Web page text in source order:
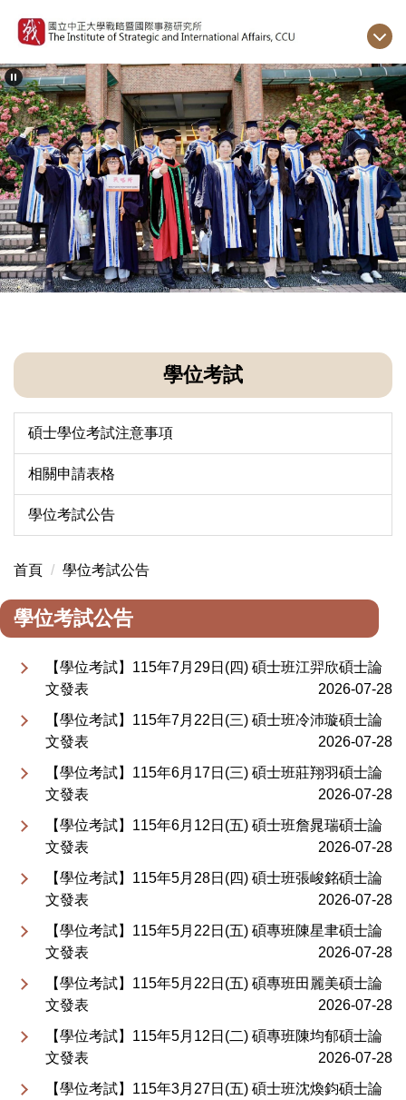
到
要
內
容
區
學位考試
碩士學位考試注意事項
相關申請表格
學位考試公告
首頁 學位考試公告
學位考試公告
【學位考試】115年7月29日(四) 碩士班江羿欣碩士論
文發表
2026-07-28
【學位考試】115年7月22日(三) 碩士班冷沛璇碩士論
文發表
2026-07-28
【學位考試】115年6月17日(三) 碩士班莊翔羽碩士論
文發表
2026-07-28
【學位考試】115年6月12日(五) 碩士班詹晁瑞碩士論
文發表
2026-07-28
【學位考試】115年5月28日(四) 碩士班張峻銘碩士論
文發表
2026-07-28
【學位考試】115年5月22日(五) 碩專班陳星聿碩士論
文發表
2026-07-28
【學位考試】115年5月22日(五) 碩專班田麗美碩士論
文發表
2026-07-28
【學位考試】115年5月12日(二) 碩專班陳均郁碩士論
文發表
2026-07-28
【學位考試】115年3月27日(五) 碩士班沈煥鈞碩士論